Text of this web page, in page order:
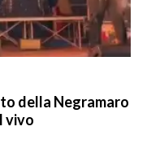
della Negramaro
vivo